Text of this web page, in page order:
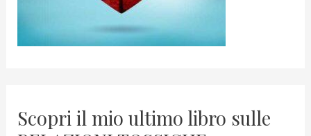
Scopri il mio ultimo libro sulle